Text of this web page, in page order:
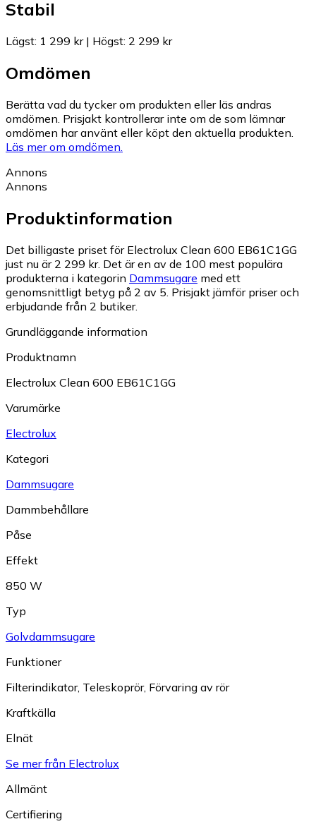
Stabil
Lägst: 1 299 kr| Högst: 2 299 kr
Omdömen
Berätta vad du tycker om produkten eller läs andras
omdömen. Prisjakt kontrollerar inte om de som lämnar
omdömen har använt eller köpt den aktuella produkten.
Läs mer om omdömen.
Annons
Annons
Produktinformation
Det billigaste priset för Electrolux Clean 600 EB61C1GG
just nu är 2 299 kr. Det är en av de 100 mest populära
produkterna i kategorin Dammsugare med ett
genomsnittligt betyg på 2 av 5. Prisjakt jämför priser och
erbjudande från 2 butiker.
Grundläggande information
Produktnamn
Electrolux Clean 600 EB61C1GG
Varumärke
Electrolux
Kategori
Dammsugare
Dammbehållare
Påse
Effekt
850 W
Typ
Golvdammsugare
Funktioner
Filterindikator, Teleskoprör, Förvaring av rör
Kraftkälla
Elnät
Se mer från Electrolux
Allmänt
Certifiering